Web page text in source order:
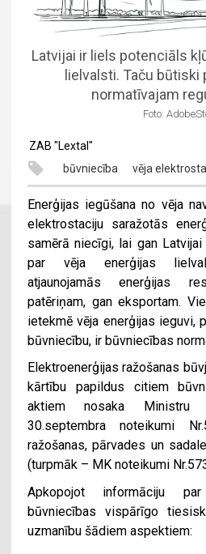
Latvijai ir liels potenciāls
lielvalsti. Taču
normatīvajam
Foto:
ZAB "Lextal"
būvniecība
vēja
Enerģijas iegūšana no vēja
elektrostaciju saražotās
samērā niecīgi, lai gan
par vēja enerģijas
atjaunojamās enerģijas
patēriņam, gan eksportam.
ietekmē vēja enerģijas ieguvi,
būvniecību, ir būvniecības
Elektroenerģijas ražošanas
kārtību papildus citiem
aktiem nosaka Ministru
30.septembra noteikumi
ražošanas, pārvades un
(turpmāk – MK noteikumi
Apkopojot informāciju
būvniecības vispārīgo
uzmanību šādiem aspektiem: